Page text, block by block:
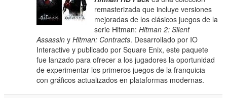
remasterizada que incluye versiones
mejoradas de los clásicos juegos de la
serie Hitman:Hitman 2: Silent
Assassin yHitman: Contracts. Desarrollado por IO
Interactive y publicado por Square Enix, este paquete
fue lanzado para ofrecer a los jugadores la oportunidad
de experimentar los primeros juegos de la franquicia
con gráficos actualizados en plataformas modernas.